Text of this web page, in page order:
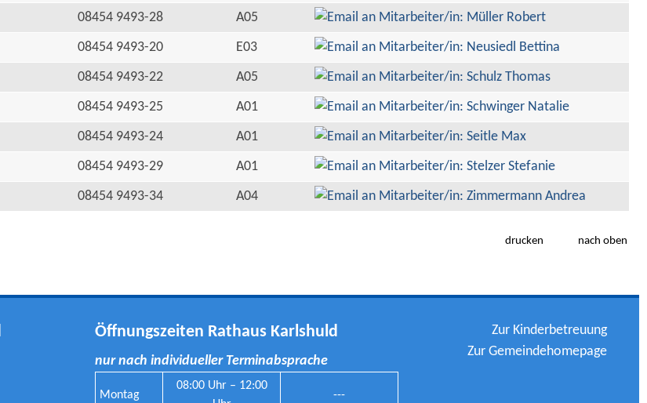
08454 9493-28
A05
08454 9493-20
E03
08454 9493-22
A05
08454 9493-25
A01
08454 9493-24
A01
08454 9493-29
A01
08454 9493-34 A04
drucken nach oben
Öffnungszeiten Rathaus Karlshuld
nur nach individueller Terminabsprache
Montag
08:00 Uhr – 12:00
---
Zur Kinderbetreuung
Zur Gemeindehomepage